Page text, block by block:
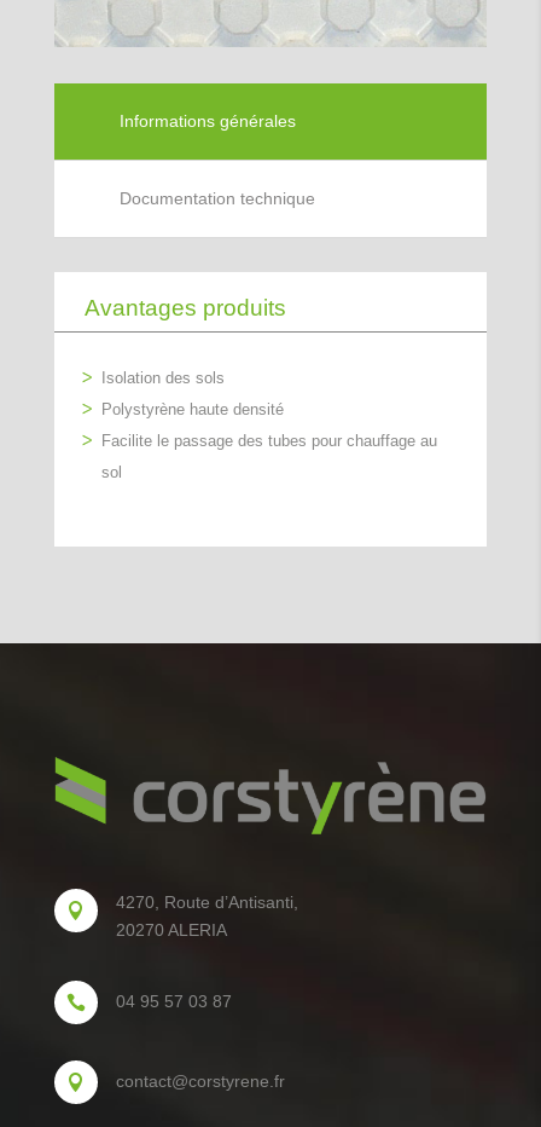
Informations générales
Documentation technique
Avantages produits
Isolation des sols
Polystyrène haute densité
Facilite le passage des tubes pour chauffage au
sol

4270, Route d’Antisanti,
20270 ALERIA
 04 95 57 03 87
 contact@corstyrene.fr